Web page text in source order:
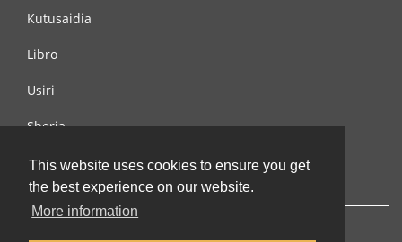
This website uses cookies to ensure you get
the best experience on our website.
More information
Kutusaidia
Libro
Usiri
Sheria
Wasiliana na si